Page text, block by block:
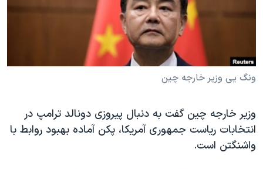
فرهنگ و زندگی
حقوق شهروندی
علم و فناوری
گالری عکس
آرشیو پخش زنده
مستندها
انتخابات ریاست جمهوری آمریکا ۲۰۲۴
حمله جمهوری اسلامی به اسرائیل
رمز مهسا
اعتراضات زن، زندگی، آزادی
مجموعه مستندهای دادخواهی
دنبال کنید
ونگ یی وزیر خارجه چین
وزیر خارجه چین گفت به دنبال پیروزی دونالد ترامپ در
انتخابات ریاست جمهوری آمریکا، پکن آماده بهبود روابط با
واشنگتن است.